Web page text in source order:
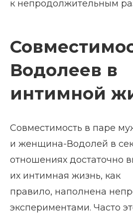
к непродолжительным
Водолеев в
интимной
Совместимость в паре
и женщина-Водолей в
отношениях достаточно
их интимная жизнь, как
правило, наполнена
экспериментами. Часто